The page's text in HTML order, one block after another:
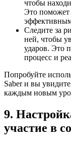
чтобы
Это поможет
Следите за
ней, чтобы
ударов. Это
процесс и
Попробуйте
Saber и вы
каждым новым
9.
участие в